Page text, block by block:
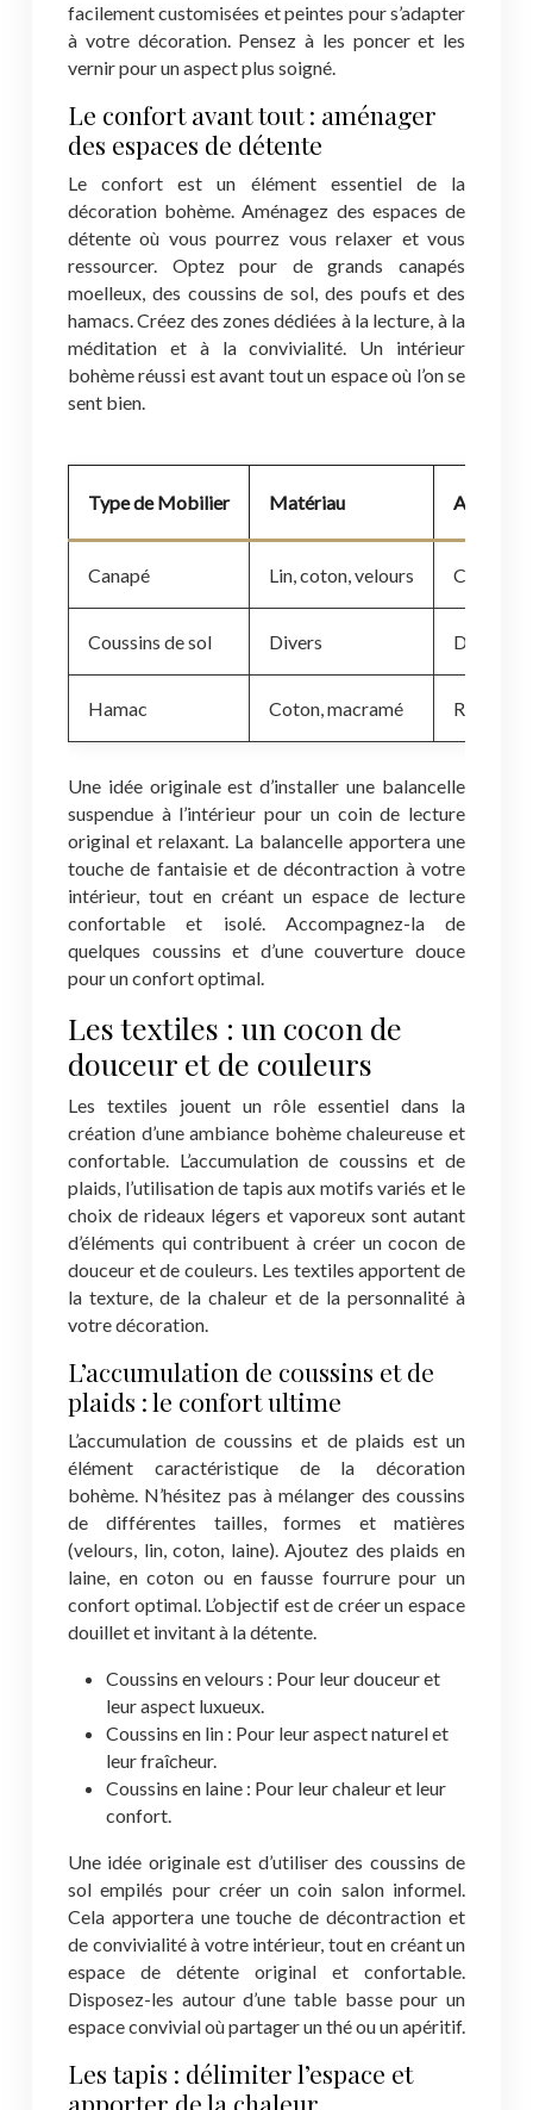
facilement customisées et peintes pour s’adapter
à votre décoration. Pensez à les poncer et les
vernir pour un aspect plus soigné.
Le confort avant tout : aménager
des espaces de détente
Le confort est un élément essentiel de la
décoration bohème. Aménagez des espaces de
détente où vous pourrez vous relaxer et vous
ressourcer. Optez pour de grands canapés
moelleux, des coussins de sol, des poufs et des
hamacs. Créez des zones dédiées à la lecture, à la
méditation et à la convivialité. Un intérieur
bohème réussi est avant tout un espace où l’on se
sent bien.
Type de Mobilier Matériau
Canapé Lin, coton, velours Confort,
Coussins de sol Divers
Hamac Coton, macramé
Une idée originale est d’installer une balancelle
suspendue à l’intérieur pour un coin de lecture
original et relaxant. La balancelle apportera une
touche de fantaisie et de décontraction à votre
intérieur, tout en créant un espace de lecture
confortable et isolé. Accompagnez-la de
quelques coussins et d’une couverture douce
pour un confort optimal.
Les textiles : un cocon de
douceur et de couleurs
Les textiles jouent un rôle essentiel dans la
création d’une ambiance bohème chaleureuse et
confortable. L’accumulation de coussins et de
plaids, l’utilisation de tapis aux motifs variés et le
choix de rideaux légers et vaporeux sont autant
d’éléments qui contribuent à créer un cocon de
douceur et de couleurs. Les textiles apportent de
la texture, de la chaleur et de la personnalité à
votre décoration.
L’accumulation de coussins et de
plaids : le confort ultime
L’accumulation de coussins et de plaids est un
élément caractéristique de la décoration
bohème. N’hésitez pas à mélanger des coussins
de différentes tailles, formes et matières
(velours, lin, coton, laine). Ajoutez des plaids en
laine, en coton ou en fausse fourrure pour un
confort optimal. L’objectif est de créer un espace
douillet et invitant à la détente.
Coussins en velours : Pour leur douceur et
leur aspect luxueux.
Coussins en lin : Pour leur aspect naturel et
leur fraîcheur.
Coussins en laine : Pour leur chaleur et leur
confort.
Une idée originale est d’utiliser des coussins de
sol empilés pour créer un coin salon informel.
Cela apportera une touche de décontraction et
de convivialité à votre intérieur, tout en créant un
espace de détente original et confortable.
Disposez-les autour d’une table basse pour un
espace convivial où partager un thé ou un apéritif.
Les tapis : délimiter l’espace et
apporter de la chaleur